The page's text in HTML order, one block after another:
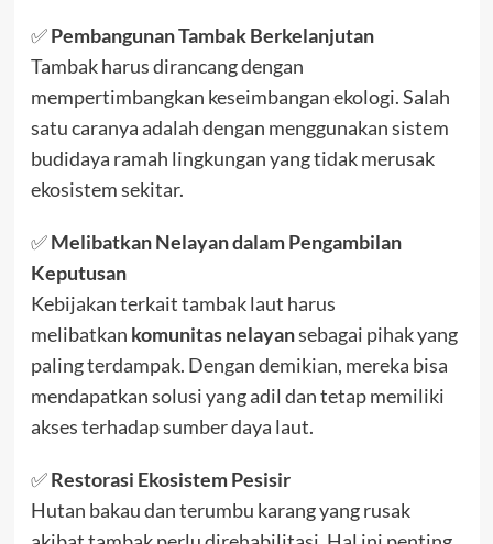
✅Pembangunan Tambak Berkelanjutan
Tambak harus dirancang dengan
mempertimbangkan keseimbangan ekologi. Salah
satu caranya adalah dengan menggunakan sistem
budidaya ramah lingkungan yang tidak merusak
ekosistem sekitar.
✅Melibatkan Nelayan dalam Pengambilan
Keputusan
Kebijakan terkait tambak laut harus
melibatkan komunitas nelayansebagai pihak yang
paling terdampak. Dengan demikian, mereka bisa
mendapatkan solusi yang adil dan tetap memiliki
akses terhadap sumber daya laut.
✅Restorasi Ekosistem Pesisir
Hutan bakau dan terumbu karang yang rusak